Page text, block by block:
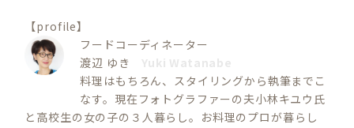
【profile】
フードコーディネーター
渡辺 ゆき
料理はもちろん、スタイリングから執筆までこ
なす。現在フォトグラファーの夫小林キユウ氏
と高校生の女の子の３人暮らし。お料理のプロが暮らし